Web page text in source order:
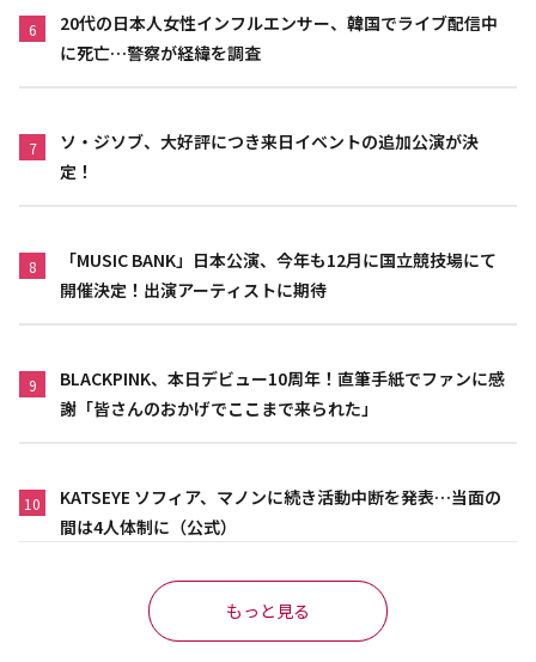
6
20代の日本人女性インフルエンサー、韓国でライブ配信中
に死亡…警察が経緯を調査
7
ソ・ジソブ、大好評につき来日イベントの追加公演が決
定！
8
「MUSIC BANK」日本公演、今年も12月に国立競技場にて
開催決定！出演アーティストに期待
9
BLACKPINK、本日デビュー10周年！直筆手紙でファンに感
謝「皆さんのおかげでここまで来られた」
10
KATSEYE ソフィア、マノンに続き活動中断を発表…当面の
間は4人体制に（公式）
もっと見る